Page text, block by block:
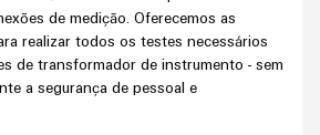
de medição. Oferecemos as
realizar todos os testes necessários
de transformador de instrumento - sem
a segurança de pessoal e